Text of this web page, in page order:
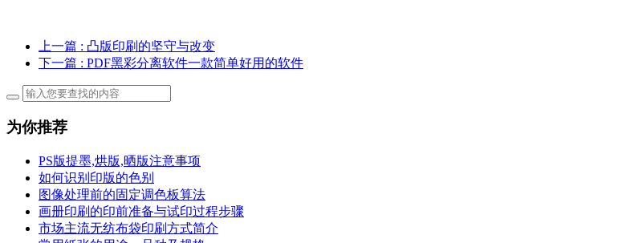
上一篇
: 凸版印刷的坚守与改变
下一篇: PDF黑彩分离软件一款简单好用的软件
为你推荐
如何识别印版的色别
图像处理前的固定调色板算法
画册印刷的印前准备与试印过程步骤
市场主流无纺布袋印刷方式简介
常用纸张的用途、品种及规格